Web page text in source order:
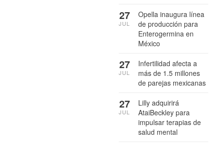
Opella inaugura línea
de producción para
Enterogermina en
México
27
JUL
Infertilidad afecta a
más de 1.5 millones
de parejas mexicanas
27
JUL
Lilly adquirirá
AtaiBeckley para
impulsar terapias de
salud mental
27
JUL